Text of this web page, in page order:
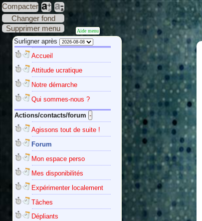
Compacter
Changer fond
Supprimer menu
Aide menu
Surligner après
Accueil
Attitude ucratique
Notre démarche
Qui sommes-nous ?
Actions/contacts/forum
Agissons tout de suite !
Forum
Mon espace perso
Mes disponibilités
Expérimenter localement
Tâches
Dépliants